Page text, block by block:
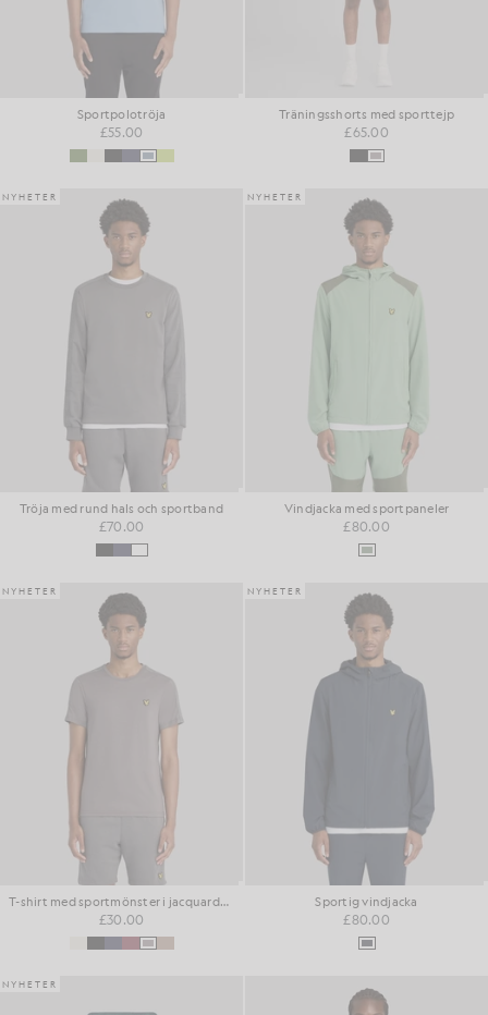
Sportpolotröja
£55.00
Träningsshorts med sporttejp
£65.00
NYHETER
Tröja med rund hals och sportband
£70.00
NYHETER
Vindjacka med sportpaneler
£80.00
NYHETER
T-shirt med sportmönster i jacquardväv
£30.00
NYHETER
Sportig vindjacka
£80.00
NYHETER